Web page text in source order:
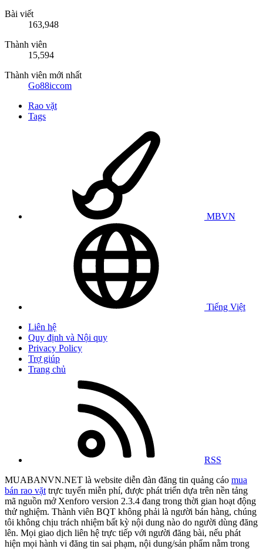
Bài viết
163,948
Thành viên
15,594
Thành viên mới nhất
Go88iccom
Rao vặt
Tags
MBVN
Tiếng Việt
Liên hệ
Quy định và Nội quy
Privacy Policy
Trợ giúp
Trang chủ
RSS
MUABANVN.NET là website diễn đàn đăng tin quảng cáo mua
bán rao vặttrực tuyến miễn phí, được phát triển dựa trên nền tảng
mã nguồn mở Xenforo version 2.3.4 đang trong thời gian hoạt động
thử nghiệm. Thành viên BQT không phải là người bán hàng, chúng
tôi không chịu trách nhiệm bất kỳ nội dung nào do người dùng đăng
lên. Mọi giao dịch liên hệ trực tiếp với người đăng bài, nếu phát
hiện mọi hành vi đăng tin sai phạm, nội dung/sản phẩm nằm trong